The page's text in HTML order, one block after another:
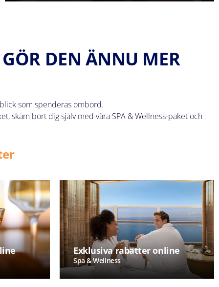
DEN ÄNNU MER
som spenderas ombord.
skäm bort dig själv med våra SPA & Wellness-paket och
Exklusiva rabatter online
Spa & Wellness